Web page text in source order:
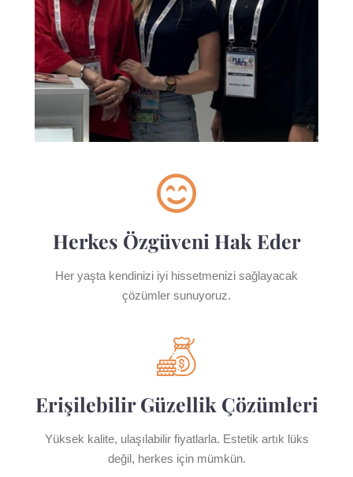
Herkes Özgüveni Hak Eder
Her yaşta kendinizi iyi hissetmenizi sağlayacak
çözümler sunuyoruz.
Erişilebilir Güzellik Çözümleri
Yüksek kalite, ulaşılabilir fiyatlarla. Estetik artık lüks
değil, herkes için mümkün.